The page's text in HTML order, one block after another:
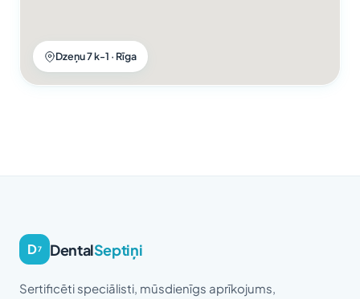
Dzeņu 7 k-1 · Rīga
D7 DentalSeptiņi
Sertificēti speciālisti, mūsdienīgs aprīkojums,